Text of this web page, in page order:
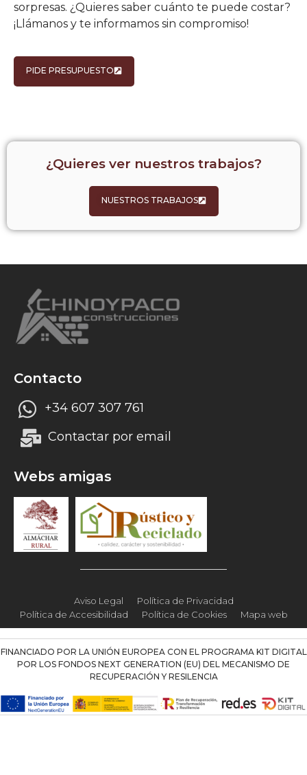
sorpresas. ¿Quieres saber cuánto te puede costar?
¡Llámanos y te informamos sin compromiso!
PIDE PRESUPUESTO
¿Quieres ver nuestros trabajos?
NUESTROS TRABAJOS
Contacto
+34 607 307 761
Contactar por email
Webs amigas
Aviso Legal
Política de Privacidad
Política de Accesibilidad
Política de Cookies Mapa web
FINANCIADO POR LA UNIÓN EUROPEA CON EL PROGRAMA KIT DIGITAL
POR LOS FONDOS NEXT GENERATION (EU) DEL MECANISMO DE
RECUPERACIÓN Y RESILENCIA